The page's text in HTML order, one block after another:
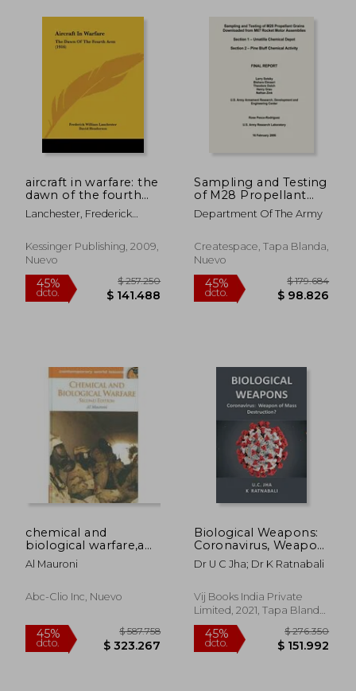
aircraft in warfare: the
dawn of the fourth
arm (1916) (en Inglés)
Lanchester, Frederick
Kessinger Publishing, 2009,
Nuevo
Sampling and Testing
of M28 Propellant
Grains Downloaded
from M67 Rocket
Final Report - Section
1 - Umatilla Chemical
Pine Bluff Chemical
Activity
Department Of The Army
Createspace, Tapa Blanda,
Nuevo
chemical and
biological warfare,a
reference handbook
Al Mauroni
Abc-Clio Inc, Nuevo
Biological Weapons:
Coronavirus, Weapon
of Mass Destruction?
(en Inglés)
Dr U C Jha; Dr K Ratnabali
Vij Books India Private
Limited, 2021, Tapa Blanda,
Nuevo